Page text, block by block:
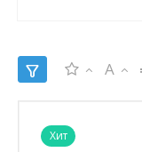
A
Хит